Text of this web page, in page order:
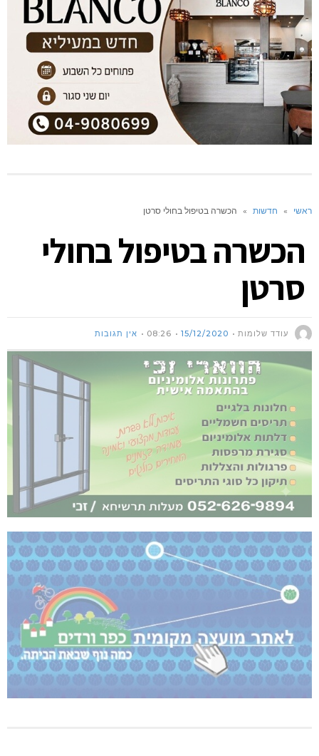
ראשי » חדשות » הכשרה בטיפול בחולי סרטן
הכשרה בטיפול בחולי
סרטן
עודד שלומות 15/12/2020
08:26 אין תגובות